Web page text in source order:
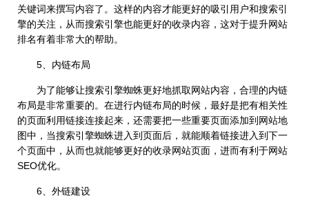
关键词来撰写内容了。这样的内容才能更好的吸引用户和搜索引
擎的关注，从而搜索引擎也能更好的收录内容，这对于提升网站
排名有着非常大的帮助。
5、内链布局
为了能够让搜索引擎蜘蛛更好地抓取网站内容，合理的内链
布局是非常重要的。在进行内链布局的时候，最好是把有相关性
的页面利用链接连接起来，还需要把一些重要页面添加到网站地
图中，当搜索引擎蜘蛛进入到页面后，就能顺着链接进入到下一
个页面中，从而也就能够更好的收录网站页面，进而有利于网站
SEO优化。
6、外链建设